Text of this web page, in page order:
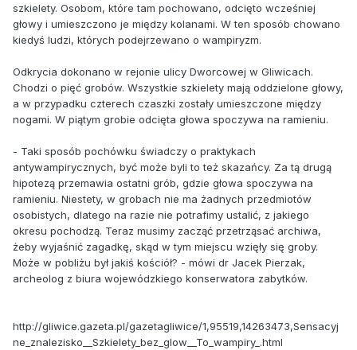
szkielety. Osobom, które tam pochowano, odcięto wcześniej
głowy i umieszczono je między kolanami. W ten sposób chowano
kiedyś ludzi, których podejrzewano o wampiryzm.
Odkrycia dokonano w rejonie ulicy Dworcowej w Gliwicach.
Chodzi o pięć grobów. Wszystkie szkielety mają oddzielone głowy,
a w przypadku czterech czaszki zostały umieszczone między
nogami. W piątym grobie odcięta głowa spoczywa na ramieniu.
- Taki sposób pochówku świadczy o praktykach
antywampirycznych, być może byli to też skazańcy. Za tą drugą
hipotezą przemawia ostatni grób, gdzie głowa spoczywa na
ramieniu. Niestety, w grobach nie ma żadnych przedmiotów
osobistych, dlatego na razie nie potrafimy ustalić, z jakiego
okresu pochodzą. Teraz musimy zacząć przetrząsać archiwa,
żeby wyjaśnić zagadkę, skąd w tym miejscu wzięły się groby.
Może w pobliżu był jakiś kościół? - mówi dr Jacek Pierzak,
archeolog z biura wojewódzkiego konserwatora zabytków.
http://gliwice.gazeta.pl/gazetagliwice/1,95519,14263473,Sensacyj
ne_znalezisko__Szkielety_bez_glow__To_wampiry_.html